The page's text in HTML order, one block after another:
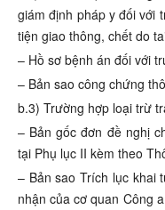
giám định pháp y đối với
tiện giao thông, chết do
– Hồ sơ bệnh án đối với
– Bản sao công chứng
b.3) Trường hợp loại trừ
– Bản gốc đơn đề nghị
tại Phụ lục II kèm theo
– Bản sao Trích lục khai
nhận của cơ quan Công